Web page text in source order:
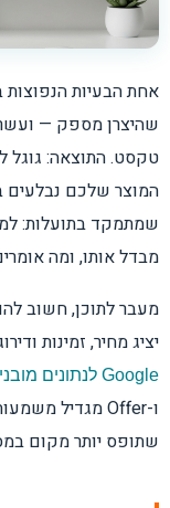
אחת הבעיות הנפוצות
שהיצרן מספק —
טקסט. התוצאה: גוגל
המוצר שלכם נבלעים
שמתמקד בתועלות:
מבדל אותו, ומה
יציג מחיר, זמינות
Google לנתונים מובנים למוצרים
שתופס יותר מקום